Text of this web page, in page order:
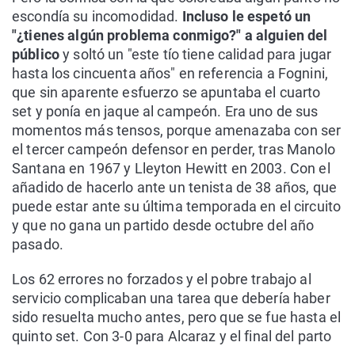
escondía su incomodidad. Incluso le espetó un
"¿tienes algún problema conmigo?" a alguien del
públicoy soltó un "este tío tiene calidad para jugar
hasta los cincuenta años" en referencia a Fognini,
que sin aparente esfuerzo se apuntaba el cuarto
set y ponía en jaque al campeón. Era uno de sus
momentos más tensos, porque amenazaba con ser
el tercer campeón defensor en perder, tras Manolo
Santana en 1967 y Lleyton Hewitt en 2003. Con el
añadido de hacerlo ante un tenista de 38 años, que
puede estar ante su última temporada en el circuito
y que no gana un partido desde octubre del año
pasado.
Los 62 errores no forzados y el pobre trabajo al
servicio complicaban una tarea que debería haber
sido resuelta mucho antes, pero que se fue hasta el
quinto set. Con 3-0 para Alcaraz y el final del parto